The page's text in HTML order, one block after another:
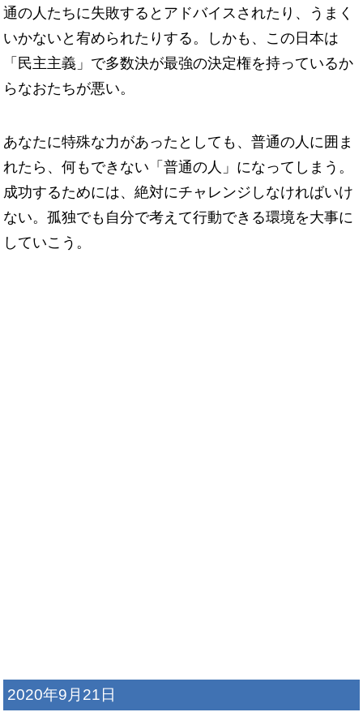
通の人たちに失敗するとアドバイスされたり、うまく
いかないと宥められたりする。しかも、この日本は
「民主主義」で多数決が最強の決定権を持っているか
らなおたちが悪い。
あなたに特殊な力があったとしても、普通の人に囲ま
れたら、何もできない「普通の人」になってしまう。
成功するためには、絶対にチャレンジしなければいけ
ない。孤独でも自分で考えて行動できる環境を大事に
していこう。
2020年9月21日